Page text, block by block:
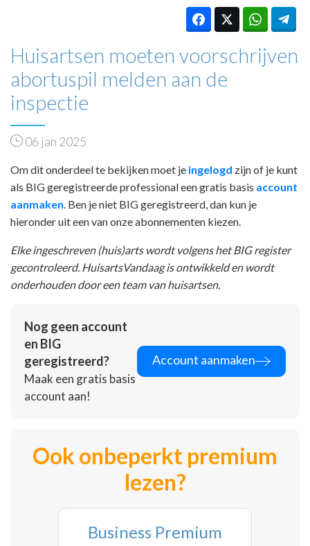
Huisartsen moeten voorschrijven
abortuspil melden aan de
inspectie
06 jan 2025
Om dit onderdeel te bekijken moet je ingelogd zijn of je kunt
als BIG geregistreerde professional een gratis basis account
aanmaken . Ben je niet BIG geregistreerd, dan kun je
hieronder uit een van onze abonnementen kiezen.
Elke ingeschreven (huis)arts wordt volgens het BIG register
gecontroleerd. HuisartsVandaag is ontwikkeld en wordt
onderhouden door een team van huisartsen.
Nog geen account
en BIG
geregistreerd?
Maak een gratis basis
account aan!
Account aanmaken
Ook onbeperkt premium
lezen?
Business Premium